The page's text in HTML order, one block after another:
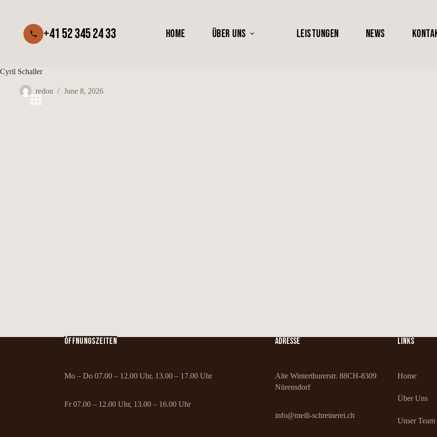
+41 52 345 24 33 HOME ÜBER UNS LEISTUNGEN NEWS
Cyril Schaller
redon June 8, 2026
ÖFFNUNGSZEITEN
Mo – Do 07.00 – 12.00 Uhr, 13.00 – 17.00 Uhr
Fr 07.00 – 12.00 Uhr, 13.00 – 16.00 Uhr
ADRESSE
Alte Winterthurerstr. 88CH-8309
Nürensdorf
info@meili-schreinerei.ch
LINKS
Home
Über Uns
Unser Team